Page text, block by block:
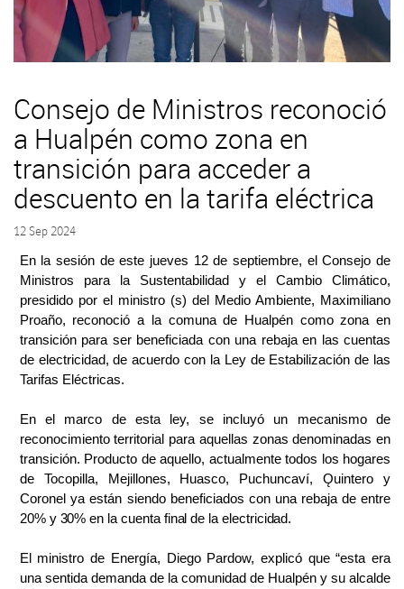
Consejo de Ministros reconoció
a Hualpén como zona en
transición para acceder a
descuento en la tarifa eléctrica
12 Sep 2024
En la sesión de este jueves 12 de septiembre, el Consejo de
Ministros para la Sustentabilidad y el Cambio Climático,
presidido por el ministro (s) del Medio Ambiente, Maximiliano
Proaño, reconoció a la comuna de Hualpén como zona en
transición para ser beneficiada con una rebaja en las cuentas
de electricidad, de acuerdo con la Ley de Estabilización de las
Tarifas Eléctricas.
En el marco de esta ley, se incluyó un mecanismo de
reconocimiento territorial para aquellas zonas denominadas en
transición. Producto de aquello, actualmente todos los hogares
de Tocopilla, Mejillones, Huasco, Puchuncaví, Ǫuintero y
Coronel ya están siendo beneficiadoscon una rebaja de entre
20% y 30% en la cuenta final de la electricidad.
El ministro de Energía, Diego Pardow, explicó que “esta era
una sentida demanda de la comunidad de Hualpén y su alcalde